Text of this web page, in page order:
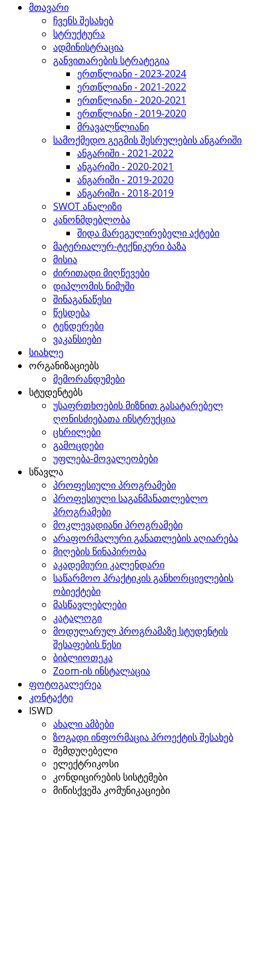
მთავარი
ჩვენს შესახებ
სტრუქტურა
ადმინისტრაცია
განვითარების სტრატეგია
ერთწლიანი - 2023-2024
ერთწლიანი - 2021-2022
ერთწლიანი - 2020-2021
ერთწლიანი - 2019-2020
მრავალწლიანი
სამოქმედო გეგმის შესრულების ანგარიში
ანგარიში - 2021-2022
ანგარიში - 2020-2021
ანგარიში - 2019-2020
ანგარიში - 2018-2019
SWOT ანალიზი
კანონმდებლობა
შიდა მარეგულირებელი აქტები
მატერიალურ-ტექნიკური ბაზა
მისია
ძირითადი მიღწევები
დიპლომის ნიმუში
შინაგანაწესი
წესდება
ტენდერები
ვაკანსიები
სიახლე
ორგანიზაციებს
მემორანდუმები
სტუდენტებს
უსაფრთხოების მიზნით გასატარებელ
ღონისძიებათა ინსტრუქცია
ცხრილები
გამოცდები
უფლება-მოვალეობები
სწავლა
პროფესიული პროგრამები
პროფესიული საგანმანათლებლო
პროგრამები
მოკლევადიანი პროგრამები
არაფორმალური განათლების აღიარება
მიღების წინაპირობა
აკადემიური კალენდარი
საწარმოო პრაქტიკის განხორციელების
ობიექტები
მასწავლებლები
კატალოგი
მოდულარულ პროგრამაზე სტუდენტის
შესაფების წესი
ბიბლიოთეკა
Zoom-ის ინსტალაცია
ფოტოგალერეა
კონტაქტი
ISWD
ახალი ამბები
ზოგადი ინფორმაცია პროექტის შესახებ
შემდუღებელი
ელექტრიკოსი
კონდიცირების სისტემები
მიწისქვეშა კომუნიკაციები